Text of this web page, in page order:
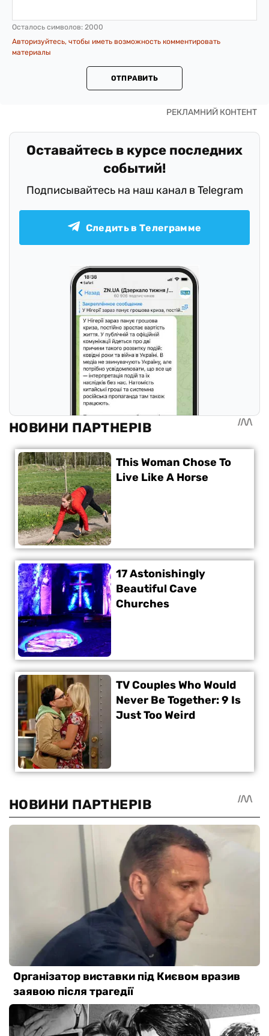
Осталось символов: 2000
Авторизуйтесь, чтобы иметь возможность комментировать
материалы
ОТПРАВИТЬ
Оставайтесь в курсе последних
событий!
Подписывайтесь на наш канал в Telegram
Следить в Телеграмме